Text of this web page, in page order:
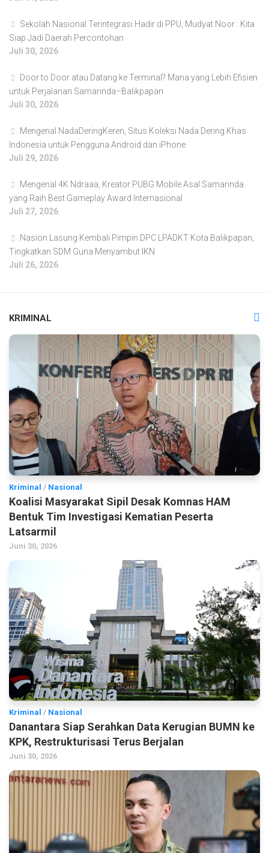
Sekolah Nasional Terintegrasi Hadir di PPU, Mudyat Noor : Kita
Siap Jadi Daerah Percontohan
Juli 30, 2026
Door to Door atau Datang ke Terminal? Mana yang Lebih Efisien
untuk Perjalanan Samarinda–Balikpapan
Juli 30, 2026
Mengenal NadaDeringKeren, Situs Koleksi Nada Dering Khas
Indonesia untuk Pengguna Android dan iPhone
Juli 29, 2026
Mengenal 4K Ndraaa, Kreator PUBG Mobile Asal Samarinda
yang Raih Best Gameplay Award Internasional
Juli 27, 2026
Nasion Lasung Kembali Pimpin DPC LPADKT Kota Balikpapan,
Tingkatkan SDM Guna Menyambut IKN
Juli 26, 2026
KRIMINAL
Kriminal / Nasional
Koalisi Masyarakat Sipil Desak Komnas HAM
Bentuk Tim Investigasi Kematian Peserta
Latsarmil
Juni 30, 2026
Kriminal / Nasional
Danantara Siap Serahkan Data Kerugian BUMN ke
KPK, Restrukturisasi Terus Berjalan
Juni 30, 2026